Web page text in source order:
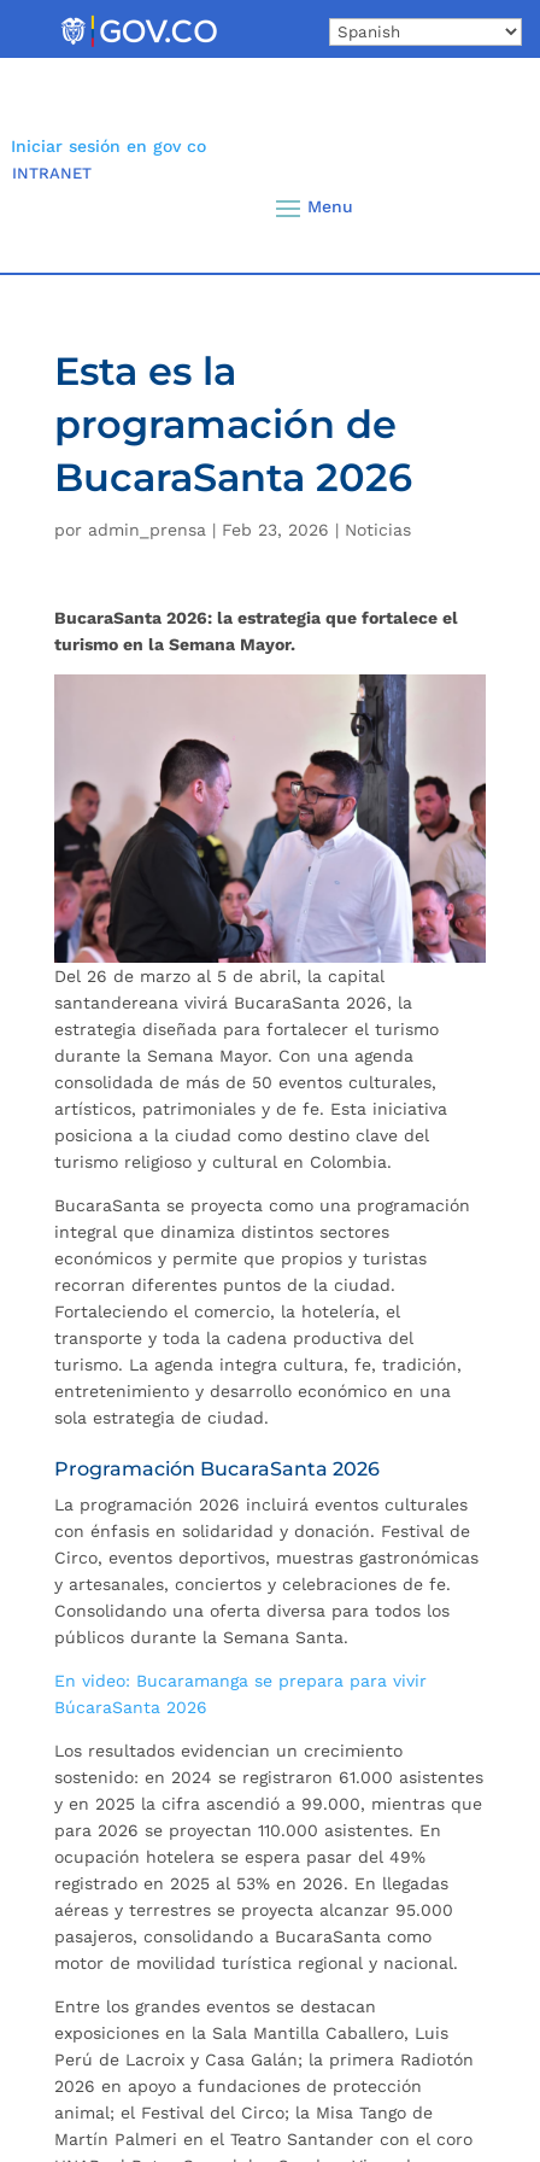
Iniciar sesión en gov co
INTRANET
Esta es la
programación de
BucaraSanta 2026
por admin_prensa | Feb 23, 2026 | Noticias
BucaraSanta 2026: la estrategia que fortalece el
turismo en la Semana Mayor.
Del 26 de marzo al 5 de abril, la capital
santandereana vivirá BucaraSanta 2026, la
estrategia diseñada para fortalecer el turismo
durante la Semana Mayor. Con una agenda
consolidada de más de 50 eventos culturales,
artísticos, patrimoniales y de fe. Esta iniciativa
posiciona a la ciudad como destino clave del
turismo religioso y cultural en Colombia.
BucaraSanta se proyecta como una programación
integral que dinamiza distintos sectores
económicos y permite que propios y turistas
recorran diferentes puntos de la ciudad.
Fortaleciendo el comercio, la hotelería, el
transporte y toda la cadena productiva del
turismo. La agenda integra cultura, fe, tradición,
entretenimiento y desarrollo económico en una
sola estrategia de ciudad.
Programación BucaraSanta 2026
La programación 2026 incluirá eventos culturales
con énfasis en solidaridad y donación. Festival de
Circo, eventos deportivos, muestras gastronómicas
y artesanales, conciertos y celebraciones de fe.
Consolidando una oferta diversa para todos los
públicos durante la Semana Santa.
En video: Bucaramanga se prepara para vivir
BúcaraSanta 2026
Los resultados evidencian un crecimiento
sostenido: en 2024 se registraron 61.000 asistentes
y en 2025 la cifra ascendió a 99.000, mientras que
para 2026 se proyectan 110.000 asistentes. En
ocupación hotelera se espera pasar del 49%
registrado en 2025 al 53% en 2026. En llegadas
aéreas y terrestres se proyecta alcanzar 95.000
pasajeros, consolidando a BucaraSanta como
motor de movilidad turística regional y nacional.
Entre los grandes eventos se destacan
exposiciones en la Sala Mantilla Caballero, Luis
Perú de Lacroix y Casa Galán; la primera Radiotón
2026 en apoyo a fundaciones de protección
animal; el Festival del Circo; la Misa Tango de
Martín Palmeri en el Teatro Santander con el coro